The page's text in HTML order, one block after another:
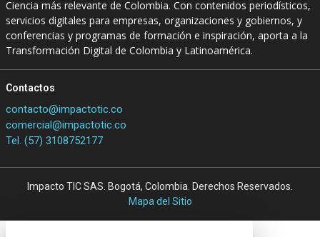
Ciencia más relevante de Colombia. Con contenidos periodísticos,
servicios digitales para empresas, organizaciones y gobiernos, y
conferencias y programas de formación e inspiración, aporta a la
Transformación Digital de Colombia y Latinoamérica.
Contactos
contacto@impactotic.co
comercial@impactotic.co
Tel. (57) 3108752177
Impacto TIC SAS. Bogotá, Colombia. Derechos Reservados.
Mapa del Sitio